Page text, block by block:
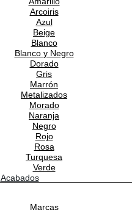
Arcoiris
Azul
Beige
Blanco
Blanco y Negro
Dorado
Gris
Marrón
Metalizados
Morado
Naranja
Negro
Rojo
Rosa
Turquesa
Verde
Acabados
Marcas